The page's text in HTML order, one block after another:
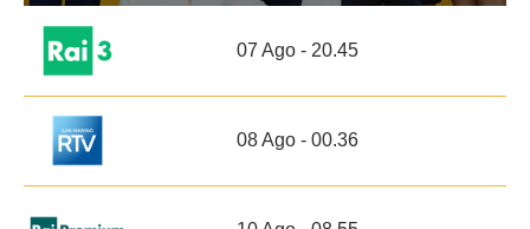
07 Ago - 20.45
08 Ago - 00.36